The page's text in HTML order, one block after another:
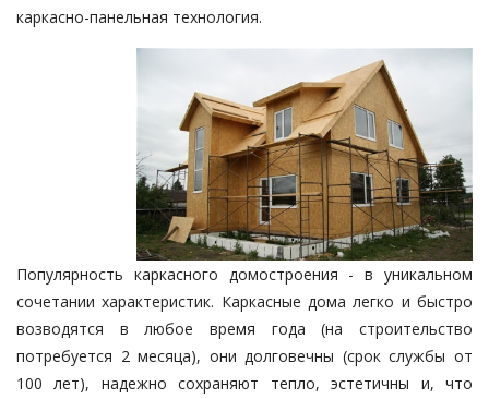
каркасно-панельная технология.
Популярность каркасного домостроения - в уникальном
сочетании характеристик. Каркасные дома легко и быстро
возводятся в любое время года (на строительство
потребуется 2 месяца), они долговечны (срок службы от
100 лет), надежно сохраняют тепло, эстетичны и, что